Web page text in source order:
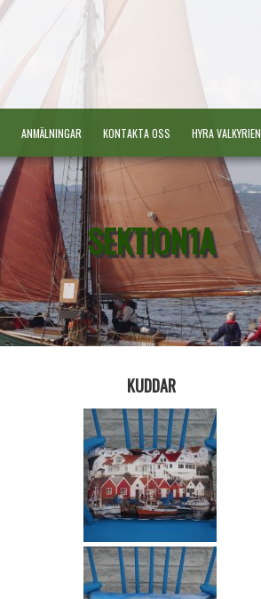
ANMÄLNINGAR KONTAKTA OSS HYRA VALKYRIEN
SEKTION1A
KUDDAR